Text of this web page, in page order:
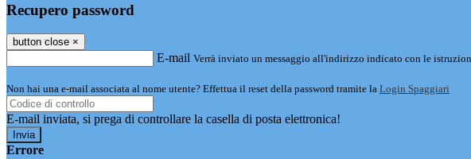
Recupero password
button close ×
E-mail Verrà inviato un messaggio all'indirizzo indicato con le
Non hai una e-mail associata al nome utente? Effettua il reset della password tramite la Login Spaggiari
E-mail inviata, si prega di controllare la casella di posta elettronica!
Errore